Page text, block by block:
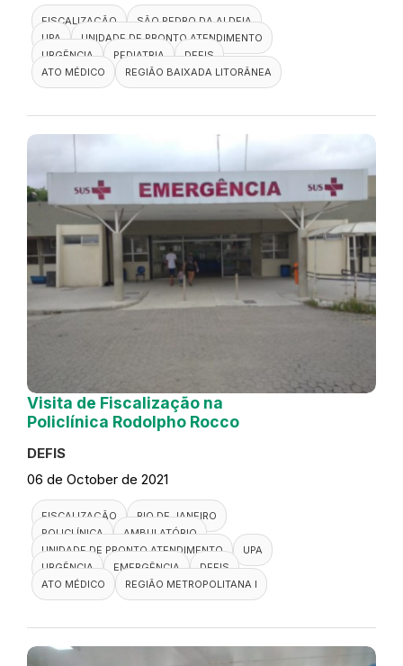
FISCALIZAÇÃO
SÃO PEDRO DA ALDEIA
UPA
UNIDADE DE PRONTO ATENDIMENTO
URGÊNCIA
PEDIATRIA
DEFIS
ATO MÉDICO
REGIÃO BAIXADA LITORÂNEA
Visita de Fiscalização na
Policlínica Rodolpho Rocco
DEFIS
06 de October de 2021
FISCALIZAÇÃO
RIO DE JANEIRO
POLICLÍNICA
AMBULATÓRIO
UNIDADE DE PRONTO ATENDIMENTO
UPA
URGÊNCIA
EMERGÊNCIA
DEFIS
ATO MÉDICO
REGIÃO METROPOLITANA I